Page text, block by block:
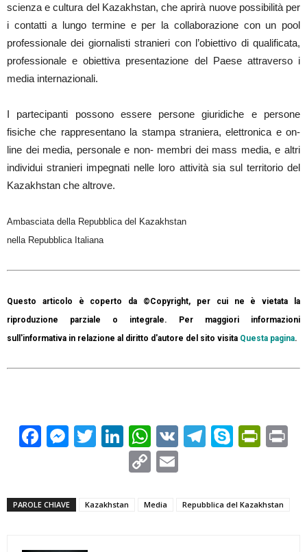
scienza e cultura del Kazakhstan, che aprirà nuove possibilità per
i contatti a lungo termine e per la collaborazione con un pool
professionale dei giornalisti stranieri con l’obiettivo di qualificata,
professionale e obiettiva presentazione del Paese attraverso i
media internazionali.
I partecipanti possono essere persone giuridiche e persone
fisiche che rappresentano la stampa straniera, elettronica e on-
line dei media, personale e non- membri dei mass media, e altri
individui stranieri impegnati nelle loro attività sia sul territorio del
Kazakhstan che altrove.
Ambasciata della Repubblica del Kazakhstan
nella Repubblica Italiana
Questo articolo è coperto da ©Copyright, per cui ne è vietata la
riproduzione parziale o integrale. Per maggiori informazioni
sull'informativa in relazione al diritto d'autore del sito visita Questa pagina.
Facebook
Messenger
TwitterLinkedIn
WhatsApp
VK Telegram
Skype
Copy
PAROLE CHIAVE Kazakhstan Media Repubblica del Kazakhstan